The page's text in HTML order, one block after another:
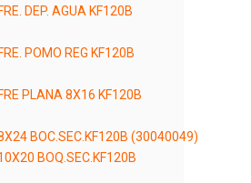
DEP. AGUA KF120B
POMO REG KF120B
PLANA 8X16 KF120B
BOC.SEC.KF120B (30040049)
BOQ.SEC.KF120B